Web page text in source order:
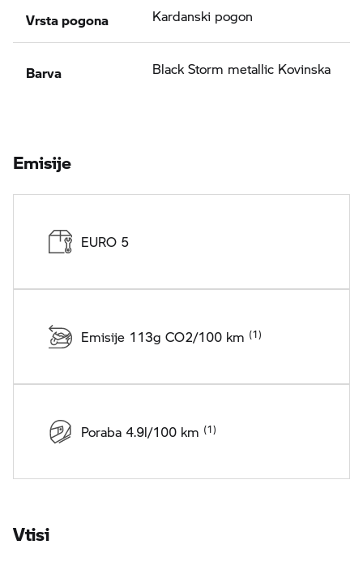
Vrsta pogona Kardanski pogon
Barva Black Storm metallic Kovinska
Emisije
EURO 5
Emisije 113g CO2/100 km
Poraba 4.9l/100 km
Vtisi